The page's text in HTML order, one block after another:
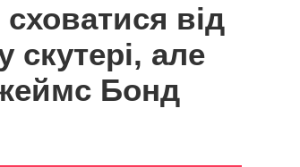
від
але
Бонд